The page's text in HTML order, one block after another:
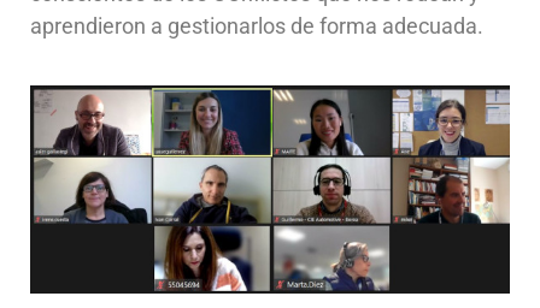
aprendieron a gestionarlos de forma adecuada.